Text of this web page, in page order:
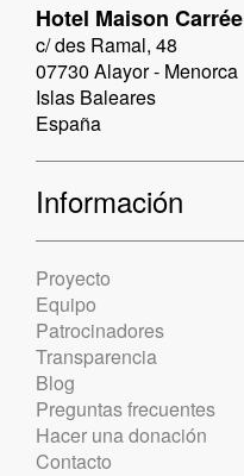
Hotel Maison Carrée
c/ des Ramal, 48
07730 Alayor - Menorca
Islas Baleares
España
Información
Proyecto
Equipo
Patrocinadores
Transparencia
Blog
Preguntas frecuentes
Hacer una donación
Contacto